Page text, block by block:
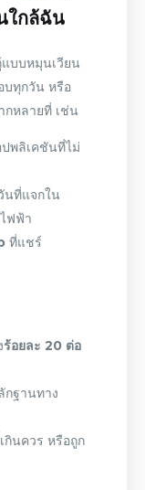
ใกล้ฉัน
บบหมุนเวียน
บทุกวัน หรือ
กหลายที่ เช่น
ปพลิเคชันที่ไม่
นที่แจกใน
ฟฟ้า
ที่แชร์
ร้อยละ 20 ต่อ
ฐานทาง
กินควร หรือถูก